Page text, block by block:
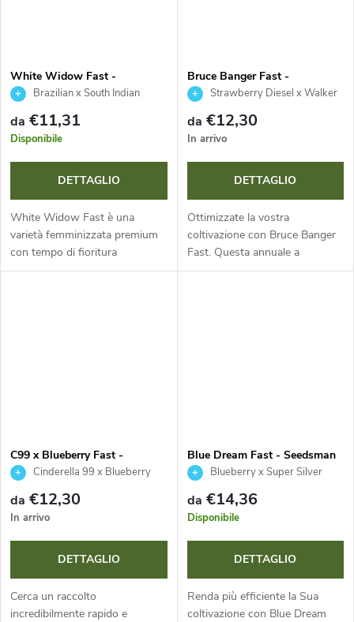
White Widow Fast -
Seedsman
Brazilian x South Indian
da €11,31
Disponibile
DETTAGLIO
White Widow Fast è una
varietà femminizzata premium
con tempo di fioritura
accelerato, ideale per una
Bruce Banger Fast -
Seedsman
Strawberry Diesel x Walker
da €12,30
In arrivo
DETTAGLIO
Ottimizzate la vostra
coltivazione con Bruce Banger
Fast. Questa annuale a
dominanza sativa si distingue
C99 x Blueberry Fast -
Seedsman
Cinderella 99 x Blueberry
da €12,30
In arrivo
DETTAGLIO
Cerca un raccolto
incredibilmente rapido e
Blue Dream Fast - Seedsman
Blueberry x Super Silver
Haze
da €14,36
Disponibile
DETTAGLIO
Renda più efficiente la Sua
coltivazione con Blue Dream